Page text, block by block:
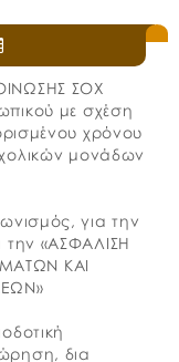
ΣΟΧ
με σχέση
χρόνου
μονάδων
για την
την «ΑΣΦΑΛΙΣΗ
ΚΑΙ
δια